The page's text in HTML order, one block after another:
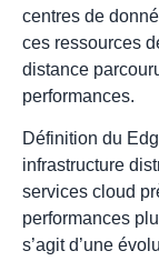
centres de
ces ressources
distance
performances.
Définition du
infrastructure
services cloud
performances
s’agit d’une